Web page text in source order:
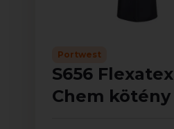
Portwest
S656 Flexatex
Chem kötény